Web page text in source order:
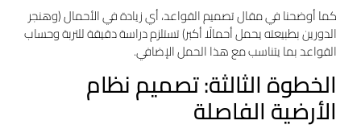
كما أوضحنا في مقال تصميم القواعد، أي زيادة في الأحمال (وهنجر
الدورين بطبيعته يحمل أحمالًا أكبر) تستلزم دراسة دقيقة للتربة وحساب
القواعد بما يتناسب مع هذا الحمل الإضافي.
الخطوة الثالثة: تصميم نظام
الأرضية الفاصلة